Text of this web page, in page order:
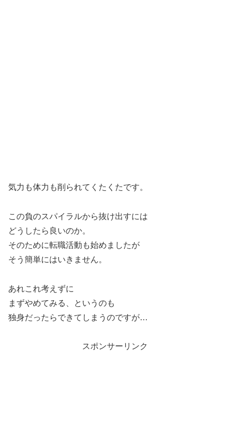
気力も体力も削られてくたくたです。
この負のスパイラルから抜け出すには
どうしたら良いのか。
そのために転職活動も始めましたが
そう簡単にはいきません。
あれこれ考えずに
まずやめてみる、というのも
独身だったらできてしまうのですが…
スポンサーリンク